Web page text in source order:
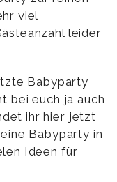
viel
leider
Babyparty
bei euch ja auch
ihr hier jetzt
Babyparty in
Ideen für